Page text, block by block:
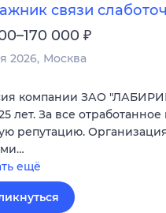
связи
000 ₽
2026 Москва
компании ЗАО
лет. За все
репутацию.
ещё